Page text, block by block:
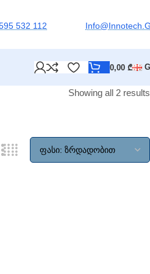
532 112
0,00₾
Showing all 2 results